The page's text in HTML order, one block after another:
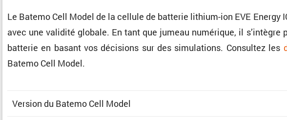
Le Batemo Cell Model de la cellule de batterie lithium-ion EVE
avec une validité globale. En tant que jumeau numérique, il s’intègre
batterie en basant vos décisions sur des simula­tions. Consultez les
Batemo Cell Model.
Version du Batemo Cell Model